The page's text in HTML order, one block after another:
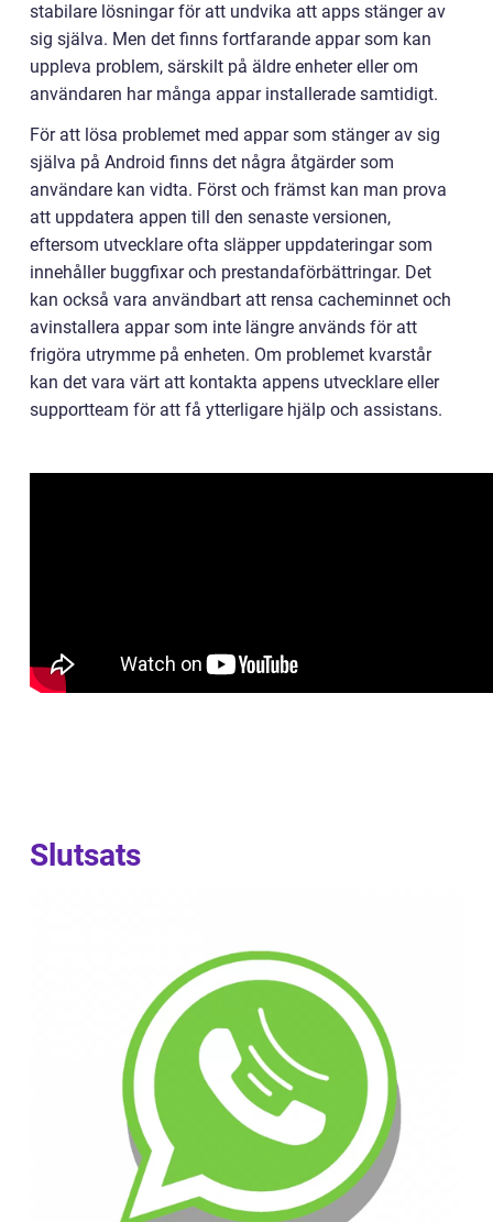
stabilare lösningar för att undvika att apps stänger av
sig själva. Men det finns fortfarande appar som kan
uppleva problem, särskilt på äldre enheter eller om
användaren har många appar installerade samtidigt.
För att lösa problemet med appar som stänger av sig
själva på Android finns det några åtgärder som
användare kan vidta. Först och främst kan man prova
att uppdatera appen till den senaste versionen,
eftersom utvecklare ofta släpper uppdateringar som
innehåller buggfixar och prestandaförbättringar. Det
kan också vara användbart att rensa cacheminnet och
avinstallera appar som inte längre används för att
frigöra utrymme på enheten. Om problemet kvarstår
kan det vara värt att kontakta appens utvecklare eller
supportteam för att få ytterligare hjälp och assistans.
Slutsats